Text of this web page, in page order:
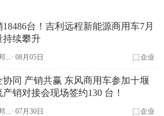
18486台！吉利远程新能源商用车7月
持续攀升
... · 08月05日 企业
协同 产销共赢 东风商用车参加十堰
产销对接会现场签约130 台！
... · 07月30日 企业